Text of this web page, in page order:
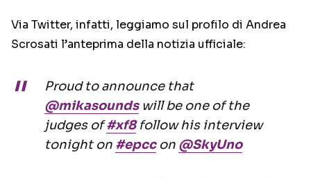
Via Twitter, infatti, leggiamo sul profilo di Andrea
Scrosati l’anteprima della notizia ufficiale:
Proud to announce that
@mikasoundswill be one of the
judges of#xf8follow his interview
tonight on #epccon @SkyUno